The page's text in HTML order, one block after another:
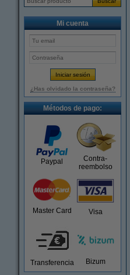
Mi cuenta
¿Has olvidado la contraseña?
Métodos de pago:
Paypal
Contra-
reembolso
Master Card Visa
Transferencia Bizum